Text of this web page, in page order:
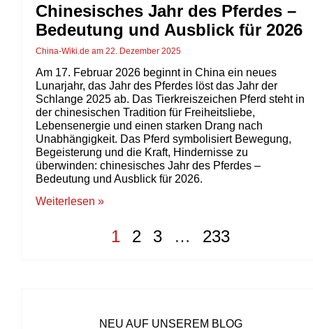
Chinesisches Jahr des Pferdes –
Bedeutung und Ausblick für 2026
China-Wiki.de 22. Dezember 2025
Am 17. Februar 2026 beginnt in China ein neues
Lunarjahr, das Jahr des Pferdes löst das Jahr der
Schlange 2025 ab. Das Tierkreiszeichen Pferd steht in
der chinesischen Tradition für Freiheitsliebe,
Lebensenergie und einen starken Drang nach
Unabhängigkeit. Das Pferd symbolisiert Bewegung,
Begeisterung und die Kraft, Hindernisse zu
überwinden: chinesisches Jahr des Pferdes –
Bedeutung und Ausblick für 2026.
Weiterlesen »
1 2 3 … 233
NEU AUF UNSEREM BLOG